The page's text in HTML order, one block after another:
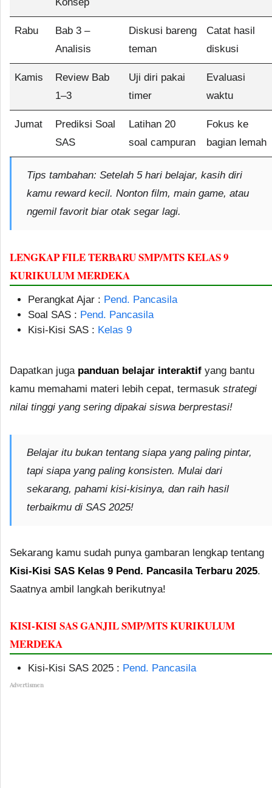
Rabu
Bab 3 –
Analisis
Diskusi bareng
teman
Catat hasil
diskusi
Kamis
Review Bab
1–3
Uji diri pakai
timer
Evaluasi
waktu
Jumat
Prediksi Soal
SAS
Latihan 20
soal campuran
Fokus ke
bagian lemah
Tips tambahan: Setelah 5 hari belajar, kasih diri
kamu reward kecil. Nonton film, main game, atau
ngemil favorit biar otak segar lagi.
LENGKAP FILE TERBARU SMP/MTS KELAS 9
KURIKULUM MERDEKA
Perangkat Ajar : Pend. Pancasila
Soal SAS : Pend. Pancasila
Kisi-Kisi SAS : Kelas 9
Dapatkan juga panduan belajar interaktif yang bantu
kamu memahami materi lebih cepat, termasuk strategi
nilai tinggi yang sering dipakai siswa berprestasi!
Belajar itu bukan tentang siapa yang paling pintar,
tapi siapa yang paling konsisten. Mulai dari
sekarang, pahami kisi-kisinya, dan raih hasil
terbaikmu di SAS 2025!
Sekarang kamu sudah punya gambaran lengkap tentang
Kisi-Kisi SAS Kelas 9 Pend. Pancasila Terbaru 2025.
Saatnya ambil langkah berikutnya!
KISI-KISI SAS GANJIL SMP/MTS KURIKULUM
MERDEKA
Kisi-Kisi SAS 2025 : Pend. Pancasila
Advertismen